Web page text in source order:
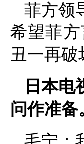
菲方领
希望菲
丑一再
日本
问作准